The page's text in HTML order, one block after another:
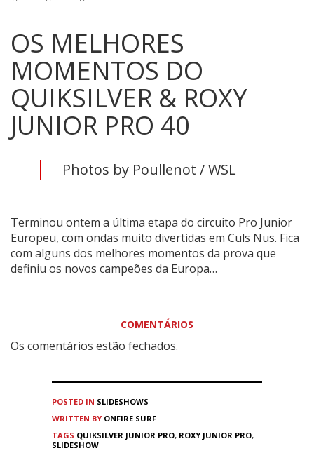
OS MELHORES
MOMENTOS DO
QUIKSILVER & ROXY
JUNIOR PRO 40
Photos by Poullenot / WSL
Terminou ontem a última etapa do circuito Pro Junior
Europeu, com ondas muito divertidas em Culs Nus. Fica
com alguns dos melhores momentos da prova que
definiu os novos campeões da Europa…
COMENTÁRIOS
Os comentários estão fechados.
POSTED IN SLIDESHOWS
WRITTEN BY ONFIRE SURF
TAGS QUIKSILVER JUNIOR PRO, ROXY JUNIOR PRO,
SLIDESHOW